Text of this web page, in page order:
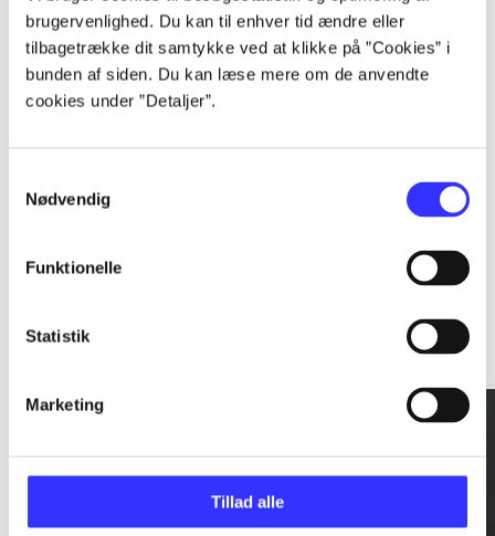
brugervenlighed. Du kan til enhver tid ændre eller
tilbagetrække dit samtykke ved at klikke på ”Cookies” i
bunden af siden. Du kan læse mere om de anvendte
cookies under ”Detaljer”.
Nødvendig
Funktionelle
Statistik
Marketing
Tillad alle
...
Gå til serien